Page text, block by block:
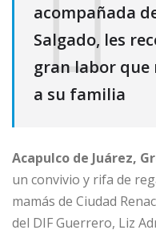
acompañada
Salgado, les
gran labor
a su familia
Acapulco de Juárez,
un convivio y rifa de
mamás de Ciudad
del DIF Guerrero, Liz